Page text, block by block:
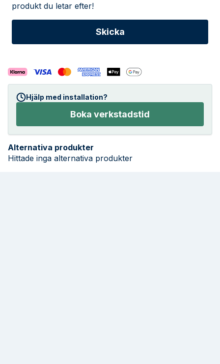
produkt du letar efter!
Hjälp med installation?
Boka verkstadstid
Alternativa produkter
Hittade inga alternativa produkter